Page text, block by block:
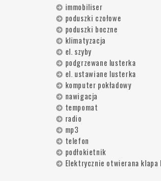
immobiliser
poduszki czołowe
poduszki boczne
klimatyzacja
el. szyby
podgrzewane lusterka
el. ustawiane lusterka
komputer pokładowy
nawigacja
tempomat
radio
mp3
telefon
podłokietnik
Elektrycznie otwierana klapa